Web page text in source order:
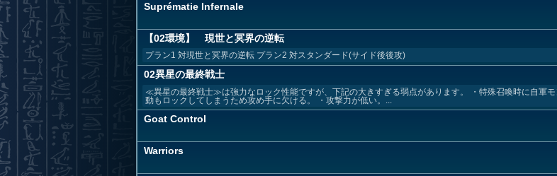
Suprématie Infernale
【02環境】 現世と冥界の逆転
プラン1 対現世と冥界の逆転 プラン2 対スタンダード(サイド後後攻)
02異星の最終戦士
≪異星の最終戦士≫は強力なロック性能ですが、下記の大きすぎる弱点があります。 ・特殊召喚時に自軍
動もロックしてしまうため攻め手に欠ける。 ・攻撃力が低い。...
Goat Control
Warriors